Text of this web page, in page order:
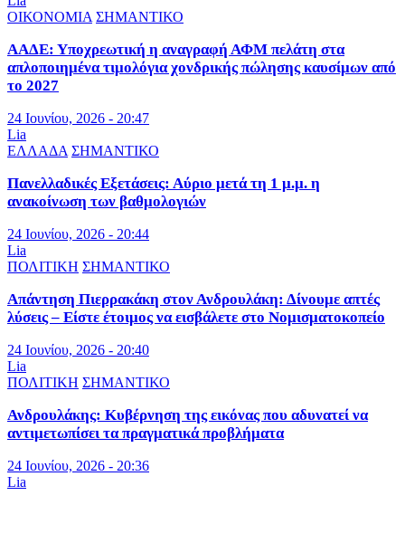
ΟΙΚΟΝΟΜΙΑ ΣΗΜΑΝΤΙΚΟ
ΑΑΔΕ: Υποχρεωτική η αναγραφή ΑΦΜ πελάτη στα
απλοποιημένα τιμολόγια χονδρικής πώλησης καυσίμων από
το 2027
24 Ιουνίου, 2026 - 20:47
Lia
ΕΛΛΑΔΑ ΣΗΜΑΝΤΙΚΟ
Πανελλαδικές Εξετάσεις: Αύριο μετά τη 1 μ.μ. η
ανακοίνωση των βαθμολογιών
24 Ιουνίου, 2026 - 20:44
Lia
ΠΟΛΙΤΙΚΗ ΣΗΜΑΝΤΙΚΟ
Απάντηση Πιερρακάκη στον Ανδρουλάκη: Δίνουμε απτές
λύσεις – Είστε έτοιμος να εισβάλετε στο Νομισματοκοπείο
24 Ιουνίου, 2026 - 20:40
Lia
ΠΟΛΙΤΙΚΗ ΣΗΜΑΝΤΙΚΟ
Ανδρουλάκης: Κυβέρνηση της εικόνας που αδυνατεί να
αντιμετωπίσει τα πραγματικά προβλήματα
24 Ιουνίου, 2026 - 20:36
Lia